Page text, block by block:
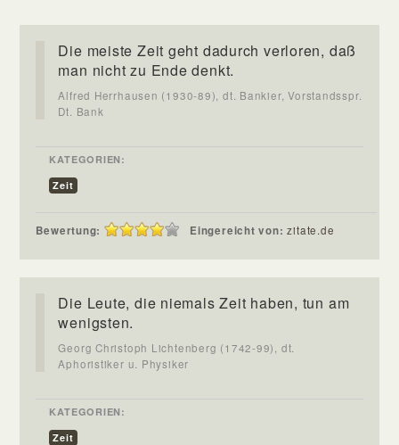
Die meiste Zeit geht dadurch verloren, daß
man nicht zu Ende denkt.
Alfred Herrhausen (1930-89), dt. Bankier, Vorstandsspr.
Dt. Bank
KATEGORIEN:
Zeit
Bewertung: Eingereicht von:zitate.de
Die Leute, die niemals Zeit haben, tun am
wenigsten.
Georg Christoph Lichtenberg (1742-99), dt.
Aphoristiker u. Physiker
KATEGORIEN:
Zeit